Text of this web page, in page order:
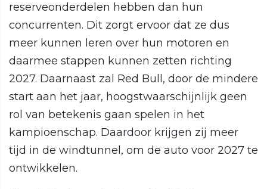
reserveonderdelen hebben dan hun
concurrenten. Dit zorgt ervoor dat ze dus
meer kunnen leren over hun motoren en
daarmee stappen kunnen zetten richting
2027. Daarnaast zal Red Bull, door de mindere
start aan het jaar, hoogstwaarschijnlijk geen
rol van betekenis gaan spelen in het
kampioenschap. Daardoor krijgen zij meer
tijd in de windtunnel, om de auto voor 2027 te
ontwikkelen.